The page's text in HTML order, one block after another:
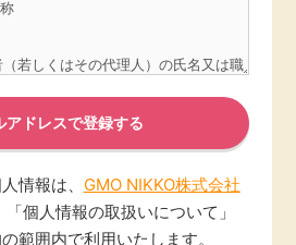
アドレスで登録する
情報は、 GMO NIKKO株式会社
個人情報の取扱いについて」
範囲内で利用いたします。